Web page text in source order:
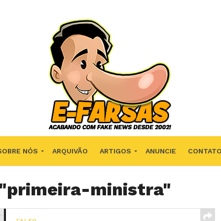
NÓS ARQUIVÃO ARTIGOS ANUNCIE CONTATO
ministra"